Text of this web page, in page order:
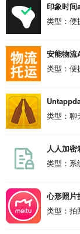
印象时
类型：便
安能物流
版
类型：便
类型：聊
人人加
类型：系
心形照片
2.28安卓
类型：拍